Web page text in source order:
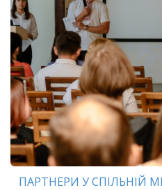
ПАРТНЕРИ У СПІЛЬНІЙ